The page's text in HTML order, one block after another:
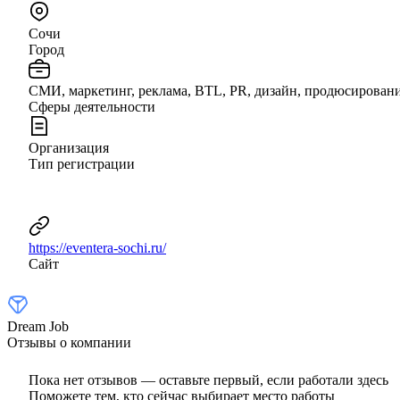
Сочи
Город
СМИ, маркетинг, реклама, BTL, PR, дизайн,
Сферы деятельности
Организация
Тип регистрации
https://eventera-sochi.ru/
Сайт
Dream Job
Отзывы о компании
Пока нет отзывов — оставьте первый, если работали здесь
Поможете тем, кто сейчас выбирает место работы